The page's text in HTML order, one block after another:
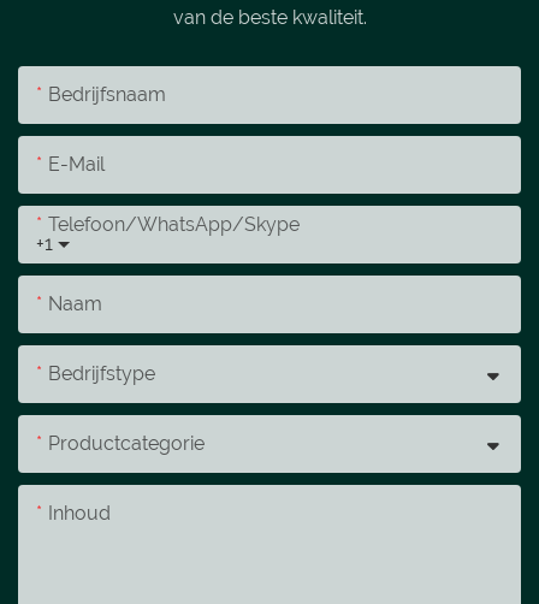
van de beste kwaliteit.
Bedrijfsnaam
E-Mail
+1
Telefoon/WhatsApp/Skype
Naam
Bedrijfstype
Productcategorie
Inhoud